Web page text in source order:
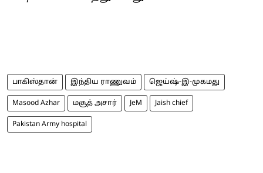
பாகிஸ்தான் இந்திய ராணுவம் ஜெய்ஷ்-இ-முகமது
Masood Azhar மசூத் அசார் JeM Jaish chief
Pakistan Army hospital